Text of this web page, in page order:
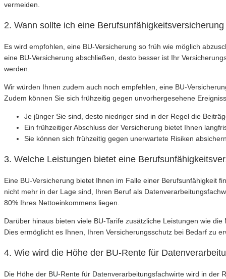
vermeiden.
2. Wann sollte ich eine
Es wird empfohlen, eine BU-Versicherung so früh wie möglich
eine BU-Versicherung abschließen, desto besser ist Ihr
werden.
Wir würden Ihnen zudem auch noch empfehlen, eine BU-
Zudem können Sie sich frühzeitig gegen unvorhergesehene
Je jünger Sie sind, desto niedriger sind in der Regel die
Ein frühzeitiger Abschluss der Versicherung bietet Ihnen
Sie können sich frühzeitig gegen unerwartete Risiken
3. Welche Leistungen bietet eine
Eine BU-Versicherung bietet Ihnen im Falle einer Berufsunfähigkeit
nicht mehr in der Lage sind, Ihren Beruf als
80% Ihres Nettoeinkommens liegen.
Darüber hinaus bieten viele BU-Tarife zusätzliche Leistungen wie
Dies ermöglicht es Ihnen, Ihren Versicherungsschutz bei Bedarf zu
4. Wie wird die Höhe der BU-Rente für
Die Höhe der BU-Rente für Datenverarbeitungsfachwirte wird in